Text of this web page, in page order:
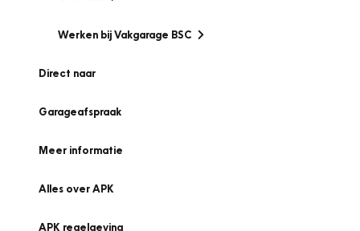
Werken bij Vakgarage BSC
Direct naar
Garageafspraak
Meer informatie
Alles over APK
APK regelgeving